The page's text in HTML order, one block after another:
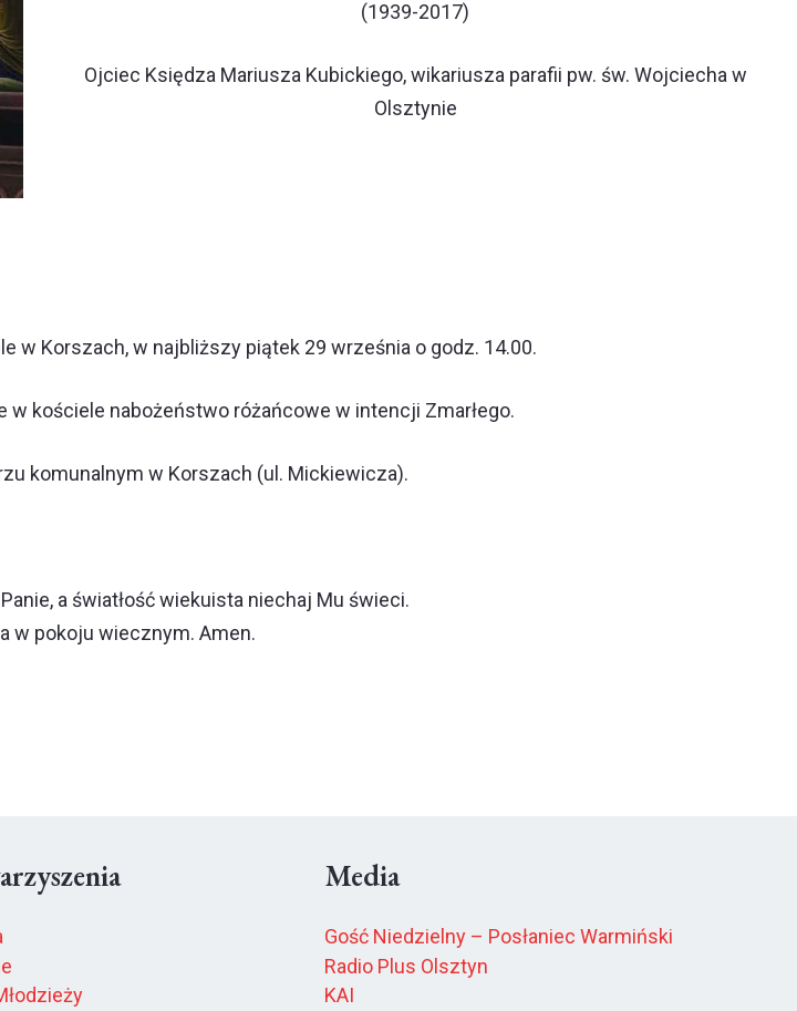
(1939-2017)
Ojciec Księdza Mariusza Kubickiego, wikariusza parafii pw. św. Wojciecha w
Olsztynie
w Korszach, w najbliższy piątek 29 września o godz. 14.00.
kościele nabożeństwo różańcowe w intencji Zmarłego.
komunalnym w Korszach (ul. Mickiewicza).
a światłość wiekuista niechaj Mu świeci.
w pokoju wiecznym. Amen.
Media
Gość Niedzielny – Posłaniec Warmiński
Radio Plus Olsztyn
KAI